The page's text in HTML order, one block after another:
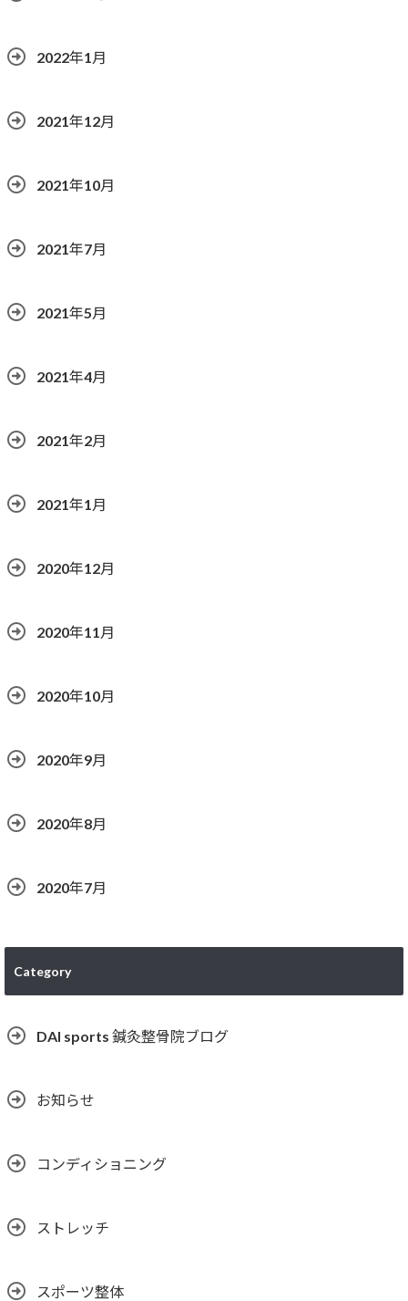
2022年1月
2021年12月
2021年10月
2021年7月
2021年5月
2021年4月
2021年2月
2021年1月
2020年12月
2020年11月
2020年10月
2020年9月
2020年8月
2020年7月
Category
DAI sports 鍼灸整骨院ブログ
お知らせ
コンディショニング
ストレッチ
スポーツ整体